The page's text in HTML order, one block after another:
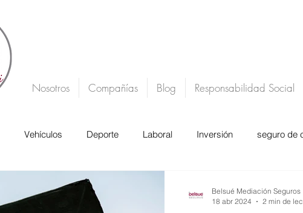
Nosotros Compañías Blog Responsabilidad Social
Vehículos Deporte Laboral Inversión seguro de
belsue mediacion de seguros
Belsué Mediación Seguros
18 abr 2024
2 min de